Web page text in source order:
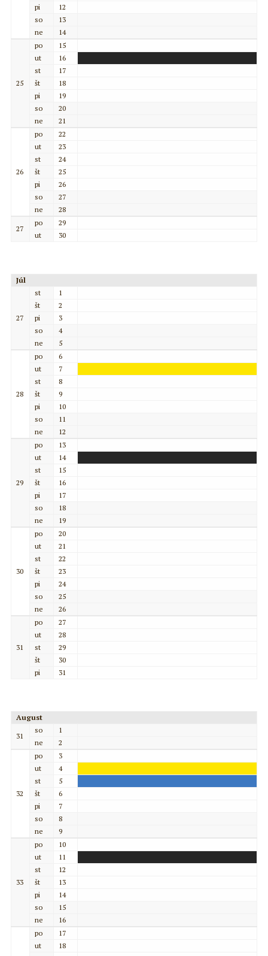
pi
12
so
13
ne
14
25
po
15
ut
16
st
17
št
18
pi
19
so
20
ne
21
26
po
22
ut
23
st
24
št
25
pi
26
so
27
ne
28
27
po
29
ut
30
Júl
27
st
1
št
2
pi
3
so
4
ne
5
28
po
6
ut
7
st
8
št
9
pi
10
so
11
ne
12
29
po
13
ut
14
st
15
št
16
pi
17
so
18
ne
19
30
po
20
ut
21
st
22
št
23
pi
24
so
25
ne
26
31
po
27
ut
28
st
29
št
30
pi
31
August
31
so
1
ne
2
32
po
3
ut
4
st
5
št
6
pi
7
so
8
ne
9
33
po
10
ut
11
st
12
št
13
pi
14
so
15
ne
16
po
17
ut
18